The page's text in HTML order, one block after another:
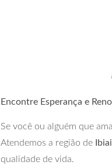
Encontre Esperança e
Se você ou alguém que
Atendemos a região de
Ibiai
qualidade de vida.